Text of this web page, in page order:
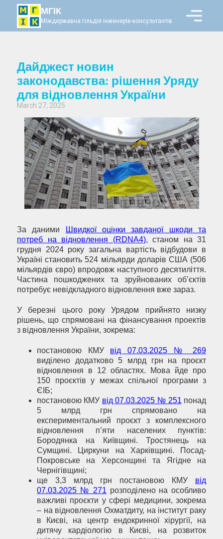
МГІК
Міждержавна гільдія інженерів-консультантів
Дайджест новин
законодавства: рішення Уряду
для відновлення України
March 27, 2025
За даними
Швидкої оцінки завданої шкоди та
потреб на відновлення (RDNA4), станом на 31
грудня 2024 року загальна вартість відбудови в
Україні становить 524 мільярди доларів США (506
мільярдів євро) впродовж наступного десятиліття.
Частина пошкоджених та зруйнованих об’єктів
потребує невідкладного відновлення вже зараз.
У березні цього року Урядом прийнято низку
рішень, що спрямовані на фінансування проектів
з відновлення України, зокрема:
постановою КМУ від 07.03.2025 № 269
виділено додатково 5 млрд грн на проєкт
відновлення в 12 областях. Мова йде про
150 проєктів у межах спільної програми з
ЄІБ;
постановою КМУ від 07.03.2025 № 251 понад
5 млрд грн спрямовано на
експериментальний проєкт з комплексного
відновлення п’яти населених пунктів:
Бородянка на Київщині. Тростянець на
Сумщині. Циркуни на Харківщині. Посад-
Покровське на Херсонщині та Ягідне на
Чернігівщині;
ще 3,3 млрд грн постановою КМУ від
07.03.2025 № 271 розподілено на особливо
важливі проєкти у сфері медицини, зокрема
– на відновлення Охматдиту, на інститут раку
в Києві, на центр ендокринної хірургії, на
дитячу кардіологію в Києві, на розвиток